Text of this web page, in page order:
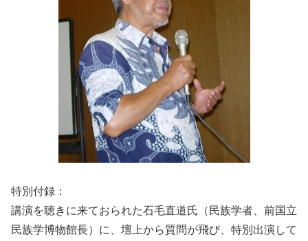
特別付録：
講演を聴きに来ておられた石毛直道氏（民族学者、前国立
民族学博物館長）に、壇上から質問が飛び、特別出演して